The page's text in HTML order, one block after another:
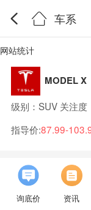
车系
网站统计
MODEL X
级别：SUV 关注度
指导价:87.99-
询底价 资讯